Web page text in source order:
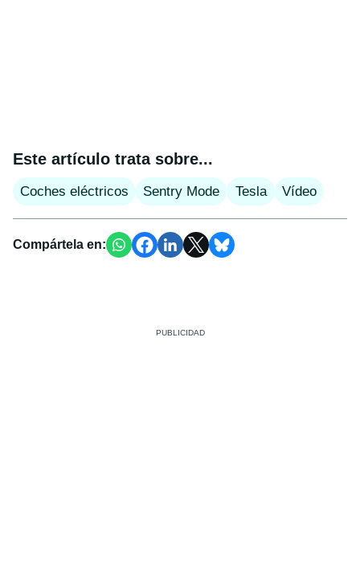
Este artículo trata sobre...
Coches eléctricos Sentry Mode Tesla Vídeo
Compártela en: